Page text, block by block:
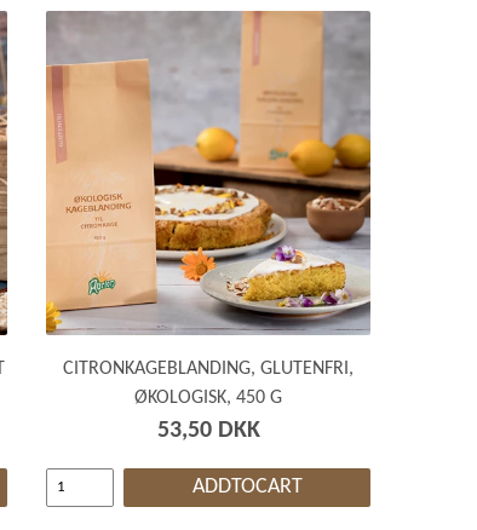
CITRONKAGEBLANDING, GLUTENFRI,
ØKOLOGISK, 450 G
53,50 DKK
ADDTOCART